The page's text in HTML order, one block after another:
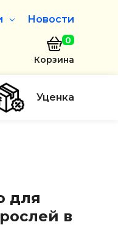
Новости
0
Корзина
Уценка
для
в